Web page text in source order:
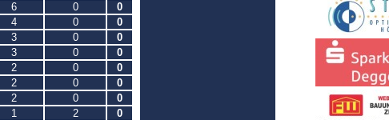
6 0
0
4 0
0
3 0
0
3 0
0
2 0
0
2 0
0
2 0
0
1 2
0